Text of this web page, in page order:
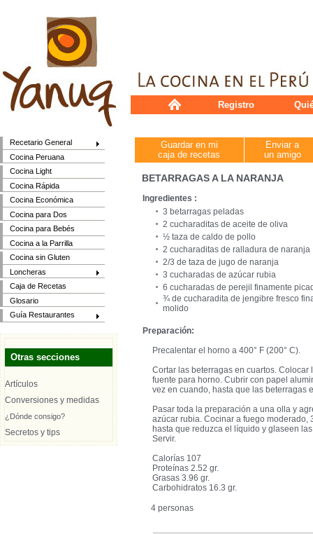
Recetario General
Cocina Peruana
Cocina Light
Cocina Rápida
Cocina Económica
Cocina para Dos
Cocina para Bebés
Cocina a la Parrilla
Cocina sin Gluten
Loncheras
Caja de Recetas
Glosario
Guía Restaurantes
Otras secciones
Artículos
Conversiones y medidas
¿Dónde consigo?
Secretos y tips
Registro
Guardar en mi
caja de recetas
Enviar a
un amigo
BETARRAGAS A LA NARANJA
Ingredientes :
3 betarragas peladas
2 cucharaditas de aceite de oliva
½ taza de caldo de pollo
2 cucharaditas de ralladura de naranja
2/3 de taza de jugo de naranja
3 cucharadas de azúcar rubia
6 cucharadas de perejil finamente
¾ de cucharadita de jengibre fresco
molido
Preparación:
Precalentar el horno a 400° F (200° C).
Cortar las beterragas en cuartos.
fuente para horno. Cubrir con papel
vez en cuando, hasta que las beterragas
Pasar toda la preparación a una olla y
azúcar rubia. Cocinar a fuego moderado,
hasta que reduzca el líquido y glaseen
Servir.
Calorías 107
Proteínas 2.52 gr.
Grasas 3.96 gr.
Carbohidratos 16.3 gr.
4 personas